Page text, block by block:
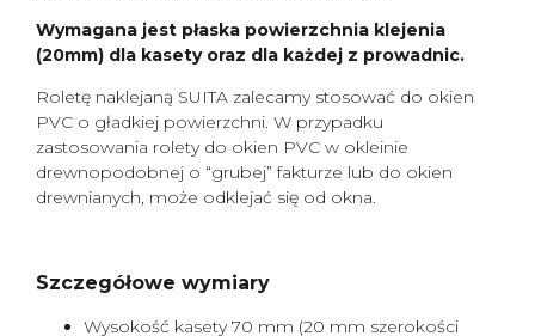
Wymagana jest płaska powierzchnia klejenia
(20mm) dla kasety oraz dla każdej z prowadnic.
Roletę naklejaną SUITA zalecamy stosować do okien
PVC o gładkiej powierzchni. W przypadku
zastosowania rolety do okien PVC w okleinie
drewnopodobnej o “grubej” fakturze lub do okien
drewnianych, może odklejać się od okna.
Szczegółowe wymiary
Wysokość kasety 70 mm (20 mm szerokości